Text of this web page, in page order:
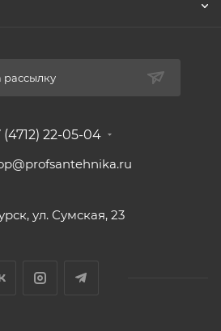
рассылку
(4712) 22-05-04
ул. Сумская, 23